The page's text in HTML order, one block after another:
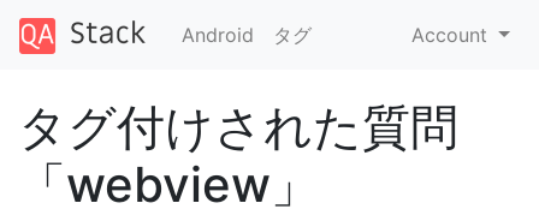
Android タグ Account
タグ付けされた質問
「webview」